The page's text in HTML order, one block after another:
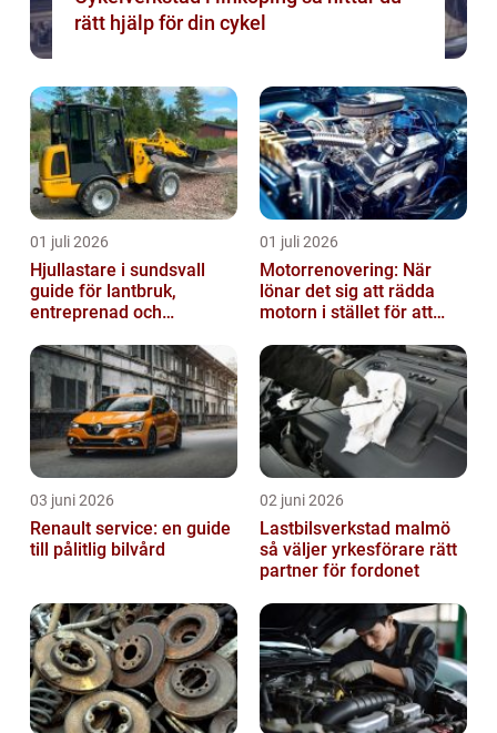
rätt hjälp för din cykel
01 juli 2026
Hjullastare i sundsvall
guide för lantbruk,
entreprenad och
01 juli 2026
Motorrenovering: När
lönar det sig att rädda
motorn i stället för att
03 juni 2026
Renault service: en guide
till pålitlig bilvård
02 juni 2026
Lastbilsverkstad malmö
så väljer yrkesförare rätt
partner för fordonet